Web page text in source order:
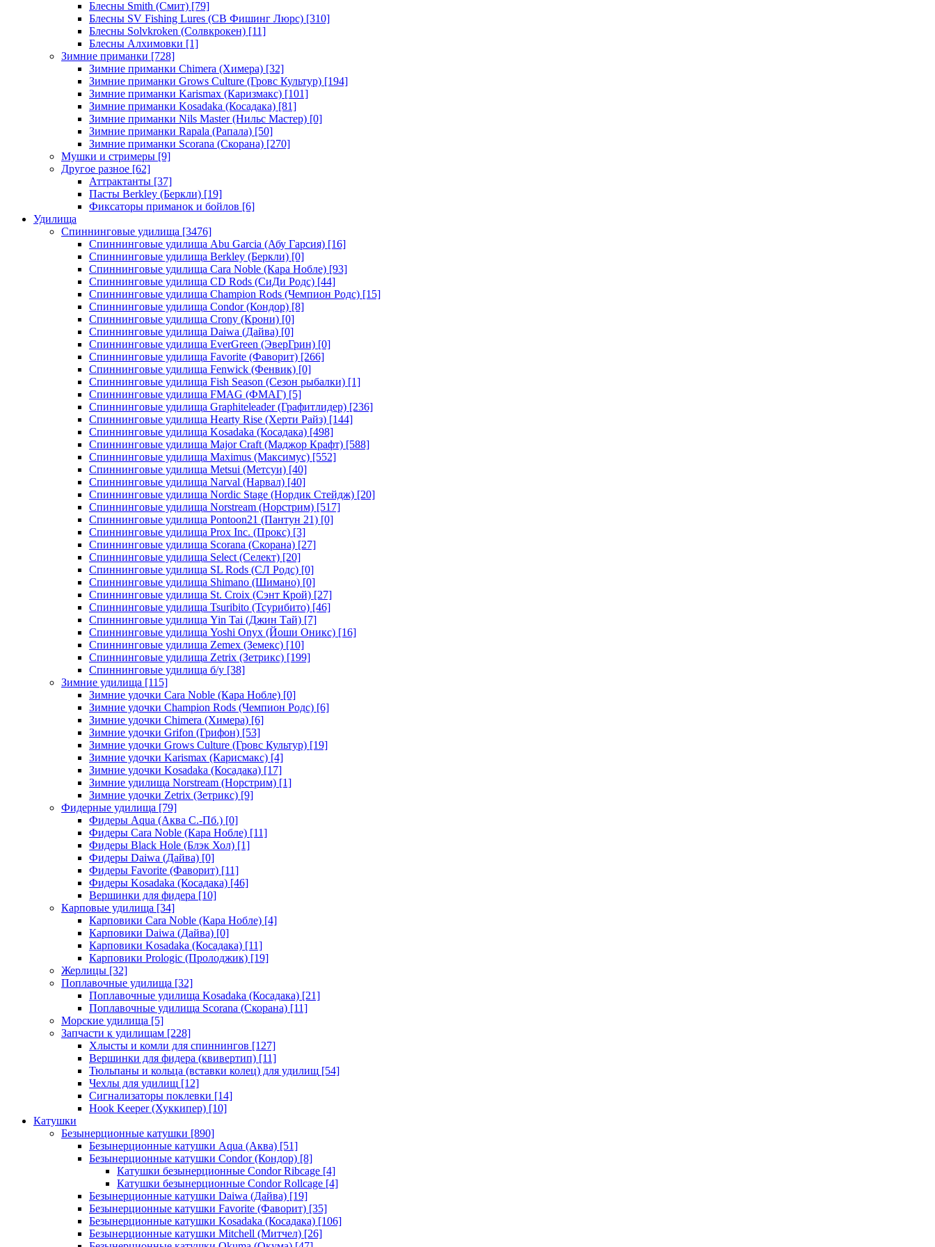
Блесны Smith (Смит) [79]
Блесны SV Fishing Lures (СВ Фишинг Люрс) [310]
Блесны Solvkroken (Солвкрокен) [11]
Блесны Алхимовки [1]
Зимние приманки [728]
Зимние приманки Chimera (Химера) [32]
Зимние приманки Grows Culture (Гровс Культур) [194]
Зимние приманки Karismax (Каризмакс) [101]
Зимние приманки Kosadaka (Косадака) [81]
Зимние приманки Nils Master (Нильс Мастер) [0]
Зимние приманки Rapala (Рапала) [50]
Зимние приманки Scorana (Скорана) [270]
Мушки и стримеры [9]
Другое разное [62]
Аттрактанты [37]
Пасты Berkley (Беркли) [19]
Фиксаторы приманок и бойлов [6]
Удилища
Спиннинговые удилища [3476]
Спиннинговые удилища Abu Garcia (Абу Гарсия) [16]
Спиннинговые удилища Berkley (Беркли) [0]
Спиннинговые удилища Cara Noble (Кара Нобле) [93]
Спиннинговые удилища CD Rods (СиДи Родс) [44]
Спиннинговые удилища Champion Rods (Чемпион Родс) [15]
Спиннинговые удилища Condor (Кондор) [8]
Спиннинговые удилища Crony (Крони) [0]
Спиннинговые удилища Daiwa (Дайва) [0]
Спиннинговые удилища EverGreen (ЭверГрин) [0]
Спиннинговые удилища Favorite (Фаворит) [266]
Спиннинговые удилища Fenwick (Фенвик) [0]
Спиннинговые удилища Fish Season (Сезон рыбалки) [1]
Спиннинговые удилища FMAG (ФМАГ) [5]
Спиннинговые удилища Graphiteleader (Графитлидер) [236]
Спиннинговые удилища Hearty Rise (Херти Райз) [144]
Спиннинговые удилища Kosadaka (Косадака) [498]
Спиннинговые удилища Major Craft (Маджор Крафт) [588]
Спиннинговые удилища Maximus (Максимус) [552]
Спиннинговые удилища Metsui (Метсуи) [40]
Спиннинговые удилища Narval (Нарвал) [40]
Спиннинговые удилища Nordic Stage (Нордик Стейдж) [20]
Спиннинговые удилища Norstream (Норстрим) [517]
Спиннинговые удилища Pontoon21 (Пантун 21) [0]
Спиннинговые удилища Prox Inc. (Прокс) [3]
Спиннинговые удилища Scorana (Скорана) [27]
Спиннинговые удилища Select (Селект) [20]
Спиннинговые удилища SL Rods (СЛ Родс) [0]
Спиннинговые удилища Shimano (Шимано) [0]
Спиннинговые удилища St. Croix (Сэнт Крой) [27]
Спиннинговые удилища Tsuribito (Тсурибито) [46]
Спиннинговые удилища Yin Tai (Джин Тай) [7]
Спиннинговые удилища Yoshi Onyx (Йоши Оникс) [16]
Спиннинговые удилища Zemex (Земекс) [10]
Спиннинговые удилища Zetrix (Зетрикс) [199]
Спиннинговые удилища б/у [38]
Зимние удилища [115]
Зимние удочки Cara Noble (Кара Нобле) [0]
Зимние удочки Champion Rods (Чемпион Родс) [6]
Зимние удочки Chimera (Химера) [6]
Зимние удочки Grifon (Грифон) [53]
Зимние удочки Grows Culture (Гровс Культур) [19]
Зимние удочки Karismax (Карисмакс) [4]
Зимние удочки Kosadaka (Косадака) [17]
Зимние удилища Norstream (Норстрим) [1]
Зимние удочки Zetrix (Зетрикс) [9]
Фидерные удилища [79]
Фидеры Aqua (Аква С.-Пб.) [0]
Фидеры Cara Noble (Кара Нобле) [11]
Фидеры Black Hole (Блэк Хол) [1]
Фидеры Daiwa (Дайва) [0]
Фидеры Favorite (Фаворит) [11]
Фидеры Kosadaka (Косадака) [46]
Вершинки для фидера [10]
Карповые удилища [34]
Карповики Cara Noble (Кара Нобле) [4]
Карповики Daiwa (Дайва) [0]
Карповики Kosadaka (Косадака) [11]
Карповики Prologic (Пролоджик) [19]
Жерлицы [32]
Поплавочные удилища [32]
Поплавочные удилища Kosadaka (Косадака) [21]
Поплавочные удилища Scorana (Скорана) [11]
Морские удилища [5]
Запчасти к удилищам [228]
Хлысты и комли для спиннингов [127]
Вершинки для фидера (квивертип) [11]
Тюльпаны и кольца (вставки колец) для удилищ [54]
Чехлы для удилищ [12]
Сигнализаторы поклевки [14]
Hook Keeper (Хуккипер) [10]
Катушки
Безынерционные катушки [890]
Безынерционные катушки Aqua (Аква) [51]
Безынерционные катушки Condor (Кондор) [8]
Катушки безынерционные Condor Ribcage [4]
Катушки безынерционные Condor Rollcage [4]
Безынерционные катушки Daiwa (Дайва) [19]
Безынерционные катушки Favorite (Фаворит) [35]
Безынерционные катушки Kosadaka (Косадака) [106]
Безынерционные катушки Mitchell (Митчел) [26]